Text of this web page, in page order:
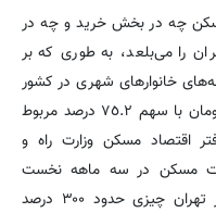
چه در بخش خرید و چه در
را می‌بلعد، به طوری که بر
خانوارهای شهری در کشور
در سال ۱۳۹۸، ۳۵ میلیون و ۶۰۰ هزار تومان با سهم ٧٥.٢ درصد مربوط
اقتصاد مسکن وزارت راه و
مسکن در سه ماهه نخست
امسال اعلام کرده که؛ قیمت مسکن در تهران چیزی حدود ۳۰۰ درصد